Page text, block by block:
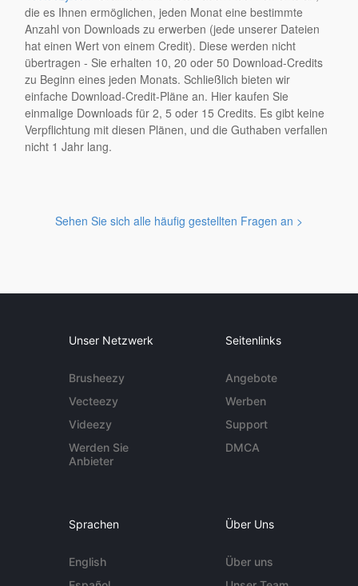
die es Ihnen ermöglichen, jeden Monat eine bestimmte
Anzahl von Downloads zu erwerben (jede unserer Dateien
hat einen Wert von einem Credit). Diese werden nicht
übertragen - Sie erhalten 10, 20 oder 50 Download-Credits
zu Beginn eines jeden Monats. Schließlich bieten wir
einfache Download-Credit-Pläne an. Hier kaufen Sie
einmalige Downloads für 2, 5 oder 15 Credits. Es gibt keine
Verpflichtung mit diesen Plänen, und die Guthaben verfallen
nicht 1 Jahr lang.
Sehen Sie sich alle häufig gestellten Fragen an >
Unser Netzwerk
Brusheezy
Vecteezy
Videezy
Werden Sie
Anbieter
Seitenlinks
Angebote
Werben
Support
DMCA
Sprachen
English
Über Uns
Über uns